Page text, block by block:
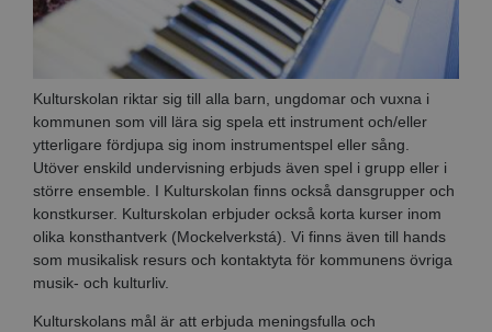
Kulturskolan riktar sig till alla barn, ungdomar och vuxna i
kommunen som vill lära sig spela ett instrument och/eller
ytterligare fördjupa sig inom instrumentspel eller sång.
Utöver enskild undervisning erbjuds även spel i grupp eller i
större ensemble. I Kulturskolan finns också dansgrupper och
konstkurser. Kulturskolan erbjuder också korta kurser inom
olika konsthantverk (Mockelverkstá). Vi finns även till hands
som musikalisk resurs och kontaktyta för kommunens övriga
musik- och kulturliv.
Kulturskolans mål är att erbjuda meningsfulla och